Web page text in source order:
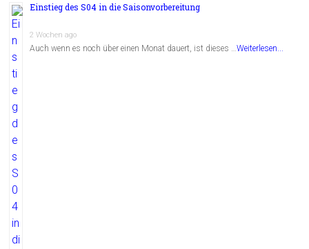
Einstieg des S04 in die Saisonvorbereitung
2 Wochen ago
Auch wenn es noch über einen Monat dauert, ist dieses …Weiterlesen...